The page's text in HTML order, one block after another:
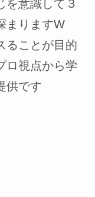
を意識して３
まりますW
ることが目的
ロ視点から学
提供です